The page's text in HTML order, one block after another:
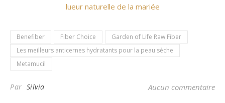
lueur naturelle de la mariée
Benefiber Fiber Choice
Garden of Life Raw Fiber
Les meilleurs anticernes hydratants pour la peau sèche
Metamucil
Par Silvia Aucun commentaire